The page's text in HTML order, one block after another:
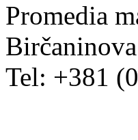
Promedia
Tel: +381